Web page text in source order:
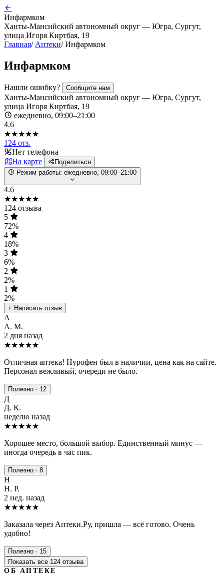
Инфармком
Ханты-Мансийский автономный округ — Югра, Сургут,
улица Игоря Киртбая, 19
Главная/ Аптеки/ Инфармком
Инфармком
Нашли ошибку? Сообщите нам
Ханты-Мансийский автономный округ — Югра, Сургут,
улица Игоря Киртбая, 19
ежедневно, 09:00–21:00
4.6
★★★★★
124 отз.
Нет телефона
На карте
Поделиться
Режим работы: ежедневно, 09:00–21:00
4.6
★★★★★
124 отзыва
5
72%
4
18%
3
6%
2
2%
1
2%
+ Написать отзыв
А
А. М.
2 дня назад
★★★★★
Отличная аптека! Нурофен был в наличии, цена как на сайте.
Персонал вежливый, очереди не было.
Полезно · 12
Д
Д. К.
неделю назад
★★★★★
Хорошее место, большой выбор. Единственный минус —
иногда очередь в час пик.
Полезно · 8
Н
Н. Р.
2 нед. назад
★★★★★
Заказала через Аптеки.Ру, пришла — всё готово. Очень
удобно!
Полезно · 15
Показать все 124 отзыва
ОБ АПТЕКЕ